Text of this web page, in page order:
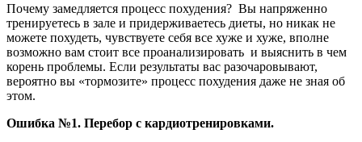
Почему замедляется процесс похудения? Вы напряженно
тренируетесь в зале и придерживаетесь диеты, но никак не
можете похудеть, чувствуете себя все хуже и хуже, вполне
возможно вам стоит все проанализировать и выяснить в чем
корень проблемы. Если результаты вас разочаровывают,
вероятно вы «тормозите» процесс похудения даже не зная об
этом.
Ошибка №1. Перебор с кардиотренировками.